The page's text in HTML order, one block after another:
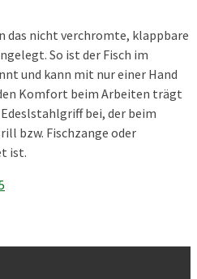
das nicht verchromte, klappbare
So ist der Fisch im
und kann mit nur einer Hand
Komfort beim Arbeiten trägt
bei, der beim
bzw. Fischzange oder
ist.